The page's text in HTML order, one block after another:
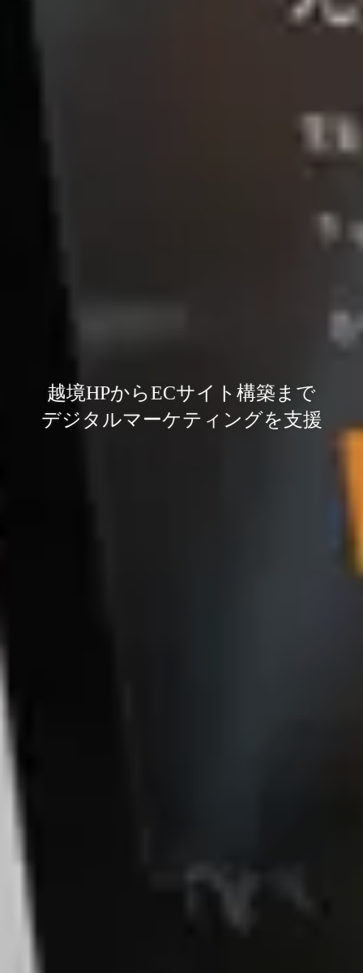
越境HPからECサイト構築まで
デジタルマーケティングを支援